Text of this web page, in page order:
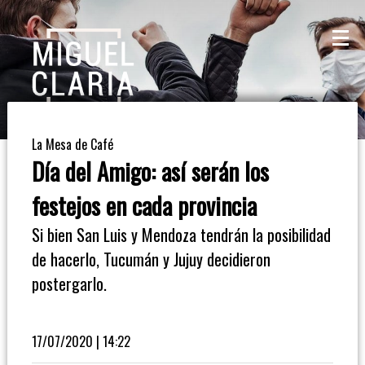
La
Mesa
Café
Columna
Opinión
Radioinforme
La Mesa de Café
Día del Amigo: así serán los
festejos en cada provincia
Si bien San Luis y Mendoza tendrán la posibilidad
de hacerlo, Tucumán y Jujuy decidieron
postergarlo.
17/07/2020 | 14:22